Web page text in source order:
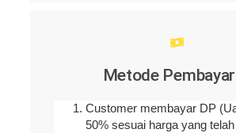
Metode
Customer membayar DP
50% sesuai harga yang